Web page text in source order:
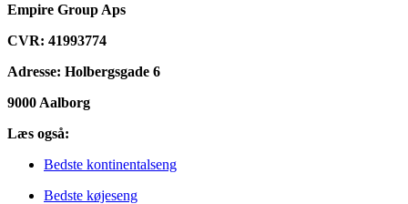
Empire Group Aps
CVR: 41993774
Adresse: Holbergsgade 6
9000 Aalborg
Læs også:
Bedste kontinentalseng
Bedste køjeseng